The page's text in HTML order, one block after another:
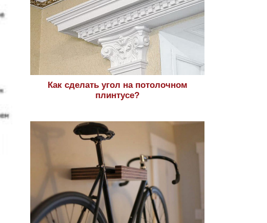
Как сделать угол на потолочном
плинтусе?